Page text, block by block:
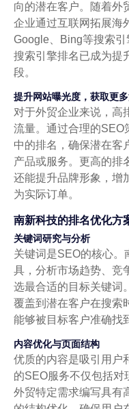
向的潜在客户。随着外
企业通过互联网拓展海
Google、Bing等搜索
搜索引擎排名已成为提
段。
提升网站曝光度，获取更
对于外贸企业来说，高
流量。通过合理的SEO
中的排名，确保潜在客
产品或服务。更高的排
还能提升品牌形象，增
为实际订单。
南新科技的排名优化方
关键词研究与分析
关键词是SEO的核心。
具，分析市场趋势、竞
选最合适的目标关键词
覆盖到潜在客户在搜索
能够被目标客户准确找
内容优化与页面结构
优质的内容是吸引用户
的SEO服务不仅包括对
外贸特定需求编写具有